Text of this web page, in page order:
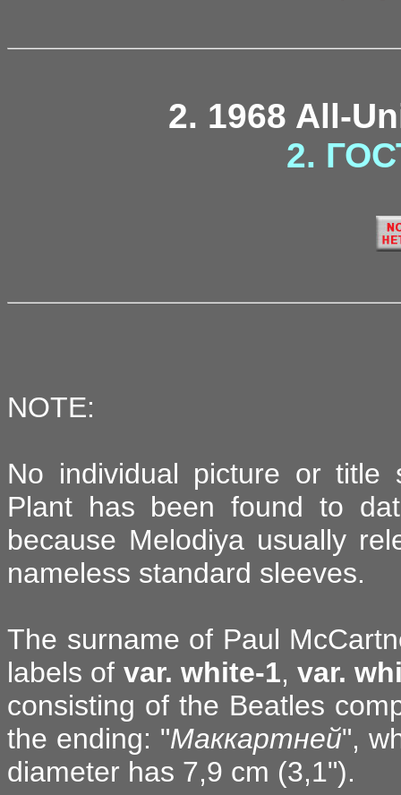
2. 1968 All-
2.
NOTE:
No individual picture or title
Plant has been found to
because Melodiya usually
nameless standard sleeves.
The surname of Paul
labels of var. white-1,var.
consisting of the Beatles
the ending: "Маккартней",
diameter has 7,9 cm (3,1").